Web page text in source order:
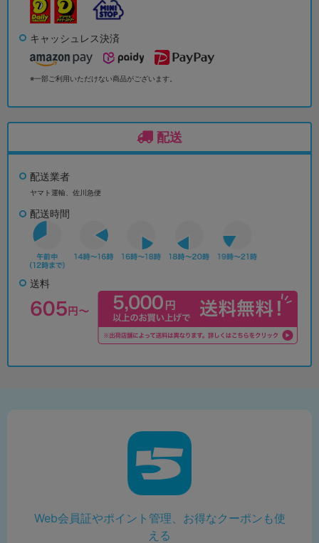
キャッシュレス決済
※一部ご利用いただけない商品がございます。
配送
配送業者
ヤマト運輸、佐川急便
配送時間
送料
Web会員証やポイント管理、お得なクーポンも使
える